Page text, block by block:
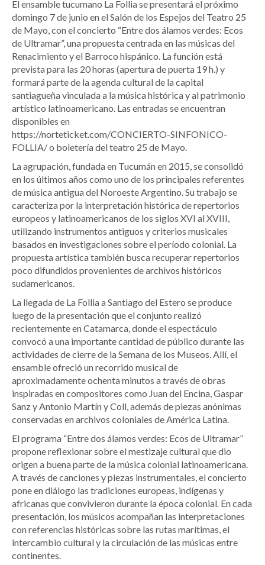
El ensamble tucumano La Follia se presentará el próximo
domingo 7 de junio en el Salón de los Espejos del Teatro 25
de Mayo, con el concierto “Entre dos álamos verdes: Ecos
de Ultramar”, una propuesta centrada en las músicas del
Renacimiento y el Barroco hispánico. La función está
prevista para las 20 horas (apertura de puerta 19 h.) y
formará parte de la agenda cultural de la capital
santiagueña vinculada a la música histórica y al patrimonio
artístico latinoamericano. Las entradas se encuentran
disponibles en
https://norteticket.com/CONCIERTO-SINFONICO-
FOLLIA/ o boletería del teatro 25 de Mayo.
La agrupación, fundada en Tucumán en 2015, se consolidó
en los últimos años como uno de los principales referentes
de música antigua del Noroeste Argentino. Su trabajo se
caracteriza por la interpretación histórica de repertorios
europeos y latinoamericanos de los siglos XVI al XVIII,
utilizando instrumentos antiguos y criterios musicales
basados en investigaciones sobre el período colonial. La
propuesta artística también busca recuperar repertorios
poco difundidos provenientes de archivos históricos
sudamericanos.
La llegada de La Follia a Santiago del Estero se produce
luego de la presentación que el conjunto realizó
recientemente en Catamarca, donde el espectáculo
convocó a una importante cantidad de público durante las
actividades de cierre de la Semana de los Museos. Allí, el
ensamble ofreció un recorrido musical de
aproximadamente ochenta minutos a través de obras
inspiradas en compositores como Juan del Encina, Gaspar
Sanz y Antonio Martín y Coll, además de piezas anónimas
conservadas en archivos coloniales de América Latina.
El programa “Entre dos álamos verdes: Ecos de Ultramar”
propone reflexionar sobre el mestizaje cultural que dio
origen a buena parte de la música colonial latinoamericana.
A través de canciones y piezas instrumentales, el concierto
pone en diálogo las tradiciones europeas, indígenas y
africanas que convivieron durante la época colonial. En cada
presentación, los músicos acompañan las interpretaciones
con referencias históricas sobre las rutas marítimas, el
intercambio cultural y la circulación de las músicas entre
continentes.